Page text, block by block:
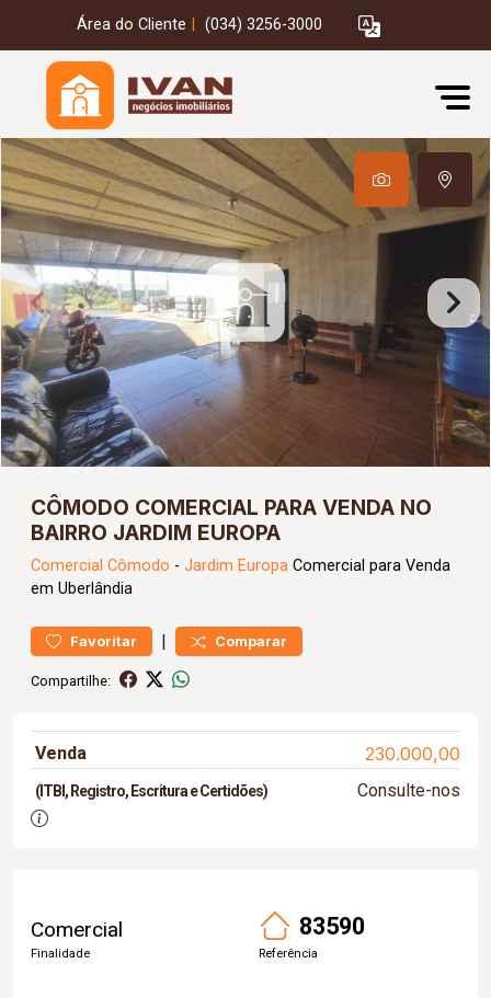
Área do Cliente (034) 3256-3000
CÔMODO COMERCIAL PARA VENDA NO
BAIRRO JARDIM EUROPA
Comercial Cômodo - Jardim Europa Comercial para Venda
em Uberlândia
Favoritar | Comparar
Compartilhe:
Venda 230.000,00
(ITBI, Registro, Escritura e Certidões) Consulte-nos
Comercial
Finalidade
83590
Referência